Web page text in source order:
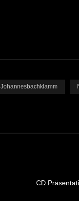
Johannesbachklamm
CD